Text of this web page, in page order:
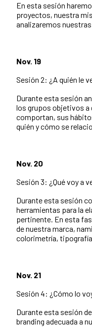
En esta sesión
proyectos, nuestra
analizaremos
Nov. 19
Sesión 2: ¿A quién le
Durante esta sesión
los grupos objetivos a
comportan, sus
quién y cómo se
Nov. 20
Sesión 3: ¿Qué voy a
Durante esta sesión
herramientas para la
pertinente. En esta
de nuestra marca,
colorimetría,
Nov. 21
Sesión 4: ¿Cómo lo
Durante esta sesión
branding adecuada a